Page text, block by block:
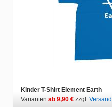
Kinder T-Shirt Element Earth
Varianten ab 9,90 € zzgl. Versand